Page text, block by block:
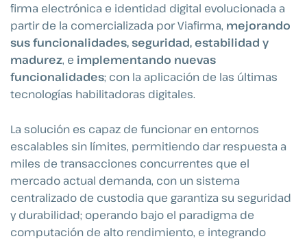
firma electrónica e identidad digital evolucionada a
partir de la comercializada por Viafirma, mejorando
sus funcionalidades, seguridad, estabilidad y
madurez, e implementando nuevas
funcionalidades; con la aplicación de las últimas
tecnologías habilitadoras digitales.
La solución es capaz de funcionar en entornos
escalables sin límites, permitiendo dar respuesta a
miles de transacciones concurrentes que el
mercado actual demanda, con un sistema
centralizado de custodia que garantiza su seguridad
y durabilidad; operando bajo el paradigma de
computación de alto rendimiento, e integrando